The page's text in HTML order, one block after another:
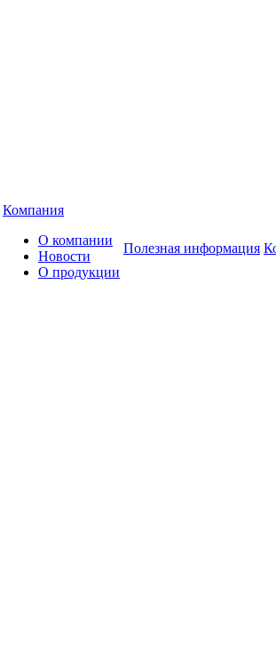
Компания
О компании
Новости
О продукции
Полезная информация